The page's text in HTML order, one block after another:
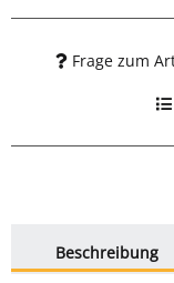
Frage zum
Beschreibung